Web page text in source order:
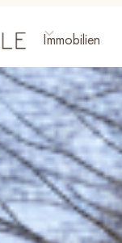
Immobilien